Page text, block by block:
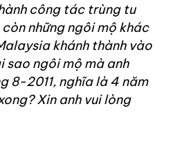
công tác trùng tu
những ngôi mộ khác
khánh thành vào
ngôi mộ mà anh
8-2011, nghĩa là 4 năm
Xin anh vui lòng